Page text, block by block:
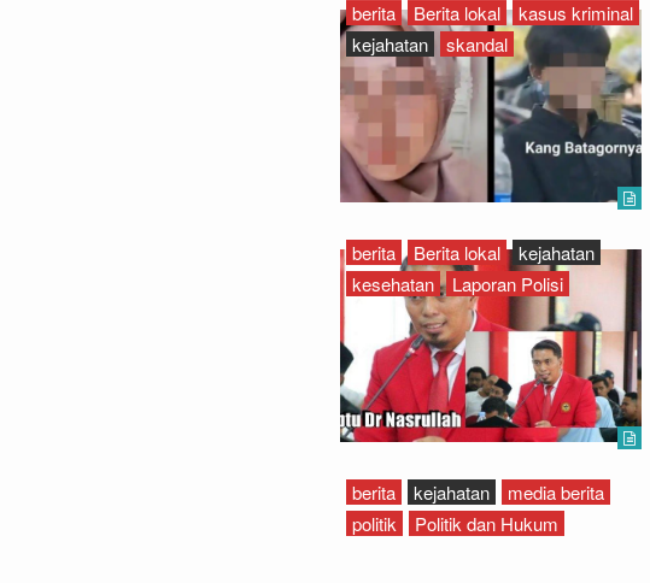
berita Berita lokal
kasus kriminal
kejahatan
skandal
berita Berita lokal
kejahatan
kesehatan
Laporan Polisi
berita kejahatan
media berita
politik
Politik dan Hukum